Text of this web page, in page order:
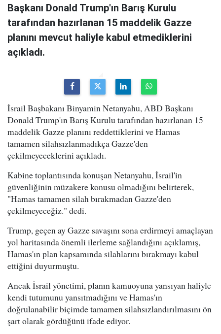
Başkanı Donald Trump'ın Barış Kurulu
tarafından hazırlanan 15 maddelik Gazze
planını mevcut haliyle kabul etmediklerini
açıkladı.
İsrail Başbakanı Binyamin Netanyahu, ABD Başkanı
Donald Trump'ın Barış Kurulu tarafından hazırlanan 15
maddelik Gazze planını reddettiklerini ve Hamas
tamamen silahsızlanmadıkça Gazze'den
çekilmeyeceklerini açıkladı.
Kabine toplantısında konuşan Netanyahu, İsrail'in
güvenliğinin müzakere konusu olmadığını belirterek,
"Hamas tamamen silah bırakmadan Gazze'den
çekilmeyeceğiz." dedi.
Trump, geçen ay Gazze savaşını sona erdirmeyi amaçlayan
yol haritasında önemli ilerleme sağlandığını açıklamış,
Hamas'ın plan kapsamında silahlarını bırakmayı kabul
ettiğini duyurmuştu.
Ancak İsrail yönetimi, planın kamuoyuna yansıyan haliyle
kendi tutumunu yansıtmadığını ve Hamas'ın
doğrulanabilir biçimde tamamen silahsızlandırılmasını ön
şart olarak gördüğünü ifade ediyor.